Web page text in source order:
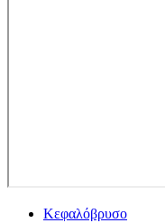
Κεφαλόβρυσο